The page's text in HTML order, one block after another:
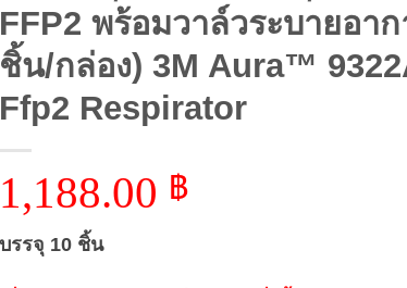
FFP2 พร้อมวาล์วระบายอา
ชิ้น/กล่อง) 3M Aura™
Ffp2 Respirator
1,188.00 ฿
บรรจุ 10 ชิ้น